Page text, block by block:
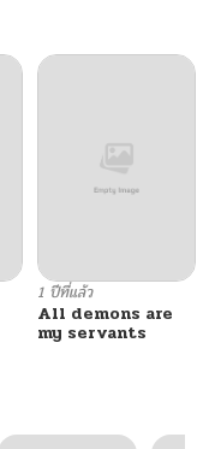
1 ปีที่แล้ว
All demons are
my servants